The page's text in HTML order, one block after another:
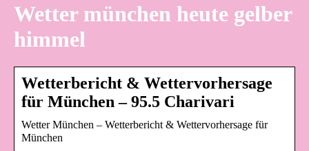
Wetter münchen heute gelber
himmel
Wetterbericht & Wettervorhersage
für München – 95.5 Charivari
Wetter München – Wetterbericht & Wettervorhersage für
München